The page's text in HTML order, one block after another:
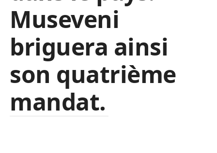
Museveni
briguera ainsi
son quatrième
mandat.